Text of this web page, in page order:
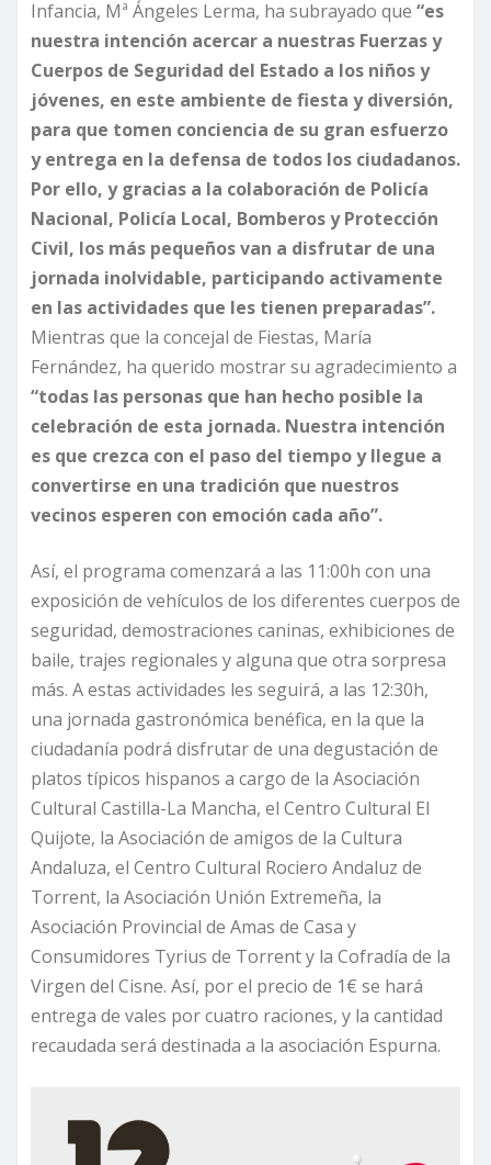
Infancia, Mª Ángeles Lerma, ha subrayado que “es
nuestra intención acercar a nuestras Fuerzas y
Cuerpos de Seguridad del Estado a los niños y
jóvenes, en este ambiente de fiesta y diversión,
para que tomen conciencia de su gran esfuerzo
y entrega en la defensa de todos los ciudadanos.
Por ello, y gracias a la colaboración de Policía
Nacional, Policía Local, Bomberos y Protección
Civil, los más pequeños van a disfrutar de una
jornada inolvidable, participando activamente
en las actividades que les tienen preparadas”.
Mientras que la concejal de Fiestas, María
Fernández, ha querido mostrar su agradecimiento a
“todas las personas que han hecho posible la
celebración de esta jornada. Nuestra intención
es que crezca con el paso del tiempo y llegue a
convertirse en una tradición que nuestros
vecinos esperen con emoción cada año”.
Así, el programa comenzará a las 11:00h con una
exposición de vehículos de los diferentes cuerpos de
seguridad, demostraciones caninas, exhibiciones de
baile, trajes regionales y alguna que otra sorpresa
más. A estas actividades les seguirá, a las 12:30h,
una jornada gastronómica benéfica, en la que la
ciudadanía podrá disfrutar de una degustación de
platos típicos hispanos a cargo de la Asociación
Cultural Castilla-La Mancha, el Centro Cultural El
Quijote, la Asociación de amigos de la Cultura
Andaluza, el Centro Cultural Rociero Andaluz de
Torrent, la Asociación Unión Extremeña, la
Asociación Provincial de Amas de Casa y
Consumidores Tyrius de Torrent y la Cofradía de la
Virgen del Cisne. Así, por el precio de 1€ se hará
entrega de vales por cuatro raciones, y la cantidad
recaudada será destinada a la asociación Espurna.